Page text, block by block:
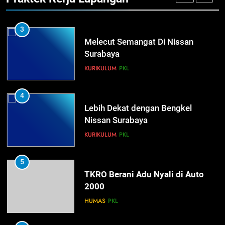
NEWS PKL
3
Melecut Semangat Di Nissan
Surabaya
KURIKULUM PKL
4
Lebih Dekat dengan Bengkel
Nissan Surabaya
KURIKULUM PKL
5
TKRO Berani Adu Nyali di Auto
2000
HUMAS PKL